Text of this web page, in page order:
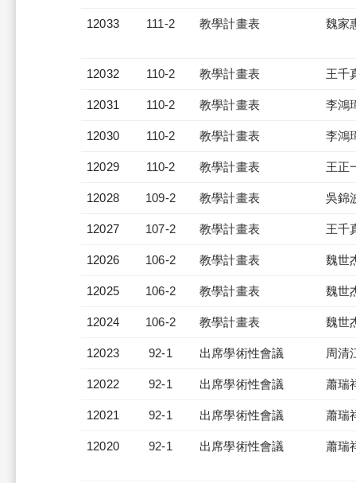
12033 111-2 教學計畫表 魏家
12032 110-2 教學計畫表 王千
12031 110-2 教學計畫表 李鴻
12030 110-2 教學計畫表 李鴻
12029 110-2 教學計畫表 王正
12028 109-2 教學計畫表 吳錦
12027 107-2 教學計畫表 王千
12026 106-2 教學計畫表 魏世
12025 106-2 教學計畫表 魏世
12024 106-2 教學計畫表 魏世
12023 92-1 出席學術性會議 周清
12022 92-1 出席學術性會議 蕭瑞
12021 92-1 出席學術性會議 蕭瑞
12020 92-1 出席學術性會議 蕭瑞